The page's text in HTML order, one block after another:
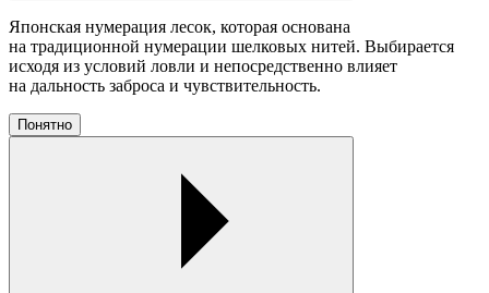
Японская нумерация лесок, которая основана
на традиционной нумерации шелковых нитей. Выбирается
исходя из условий ловли и непосредственно влияет
на дальность заброса и чувствительность.
Понятно